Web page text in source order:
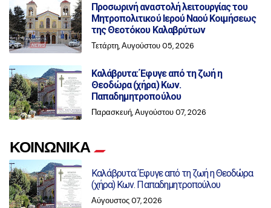
Προσωρινή αναστολή λειτουργίας του
Μητροπολιτικού Ιερού Ναού Κοιμήσεως
της Θεοτόκου Καλαβρύτων
Τετάρτη, Αυγούστου 05, 2026
Καλάβρυτα: Έφυγε από τη ζωή η
Θεοδώρα (χήρα) Κων.
Παπαδημητροπούλου
Παρασκευή, Αυγούστου 07, 2026
ΚΟΙΝΩΝΙΚΑ
Καλάβρυτα: Έφυγε από τη ζωή η Θεοδώρα
(χήρα) Κων. Παπαδημητροπούλου
Αύγουστος 07, 2026